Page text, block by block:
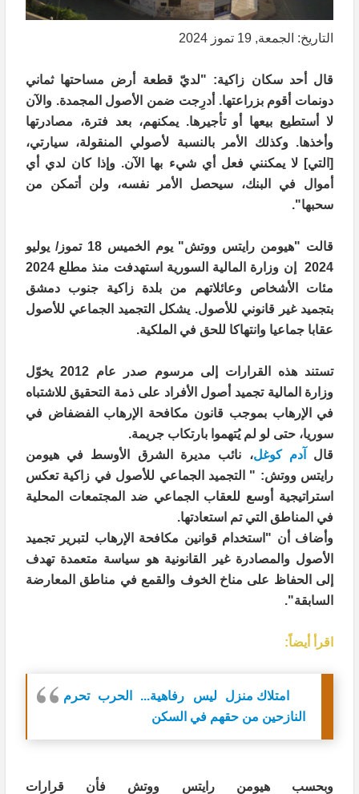
التاريخ: الجمعة, 19 تموز 2024
قال أحد سكان زاكية: "لديّ قطعة أرض مساحتها ثماني
دونمات أقوم بزراعتها. أدرِجت ضمن الأصول المجمدة. والآن
لا أستطيع بيعها أو تأجيرها. يمكنهم، بعد فترة، مصادرتها
وأخذها. وكذلك الأمر بالنسبة لأصولي المنقولة، سيارتي،
[التي] لا يمكنني فعل أي شيء بها الآن. وإذا كان لدي أي
أموال في البنك، سيحصل الأمر نفسه، ولن أتمكن من
سحبها".
قالت "هيومن رايتس ووتش" يوم الخميس 18 تموز/ يوليو
2024 إن وزارة المالية
السورية
استهدفت منذ مطلع 2024
مئات الأشخاص وعائلاتهم من بلدة زاكية جنوب دمشق
بتجميد غير قانوني للأصول. يشكل التجميد الجماعي للأصول
عقابا جماعيا وانتهاكا للحق في الملكية.
تستند هذه القرارات إلى مرسوم صدر عام 2012 يخوّل
وزارة المالية تجميد أصول الأفراد على ذمة التحقيق للاشتباه
في الإرهاب بموجب قانون مكافحة الإرهاب الفضفاض في
سوريا، حتى لو لم يُتهموا بارتكاب جريمة.
قال
آدم كوغل، نائب مديرة الشرق الأوسط في هيومن
رايتس ووتش: " التجميد الجماعي للأصول في زاكية تعكس
استراتيجية أوسع للعقاب الجماعي ضد المجتمعات المحلية
في المناطق التي تم استعادتها.
وأضاف أن "استخدام قوانين مكافحة الإرهاب لتبرير تجميد
الأصول والمصادرة غير القانونية هو سياسة متعمدة تهدف
إلى الحفاظ على مناخ الخوف والقمع في مناطق المعارضة
السابقة".
اقرأ أيضاً:
امتلاك منزل ليس رفاهية... الحرب تحرم
النازحين من حقهم في السكن
وبحسب هيومن رايتس ووتش فأن قرارات